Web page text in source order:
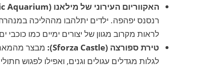
האקווריום העירוני של מילאנו (Milan Civic Aquarium):
רנסנס יפהפה. ילדים יתלהבו מההליכה
לראות מקרוב מגוון של יצורים ימיים כמו כוכבי
טירת ספורצה (Sforza Castle):
לגלות מגדלים עגולים וגנים, ואפילו לפגוש